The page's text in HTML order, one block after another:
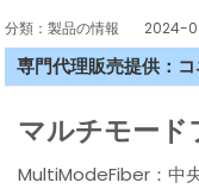
分類：製品の情報 2024-
専門代理販売提供：
マルチモード
MultiModeFiber：中